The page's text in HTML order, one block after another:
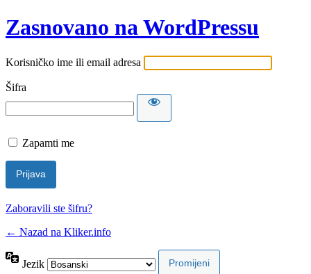
Zasnovano na WordPressu
Korisničko ime ili email adresa
Šifra
Zapamti me
Zaboravili ste šifru?
← Nazad na Kliker.info
Jezik